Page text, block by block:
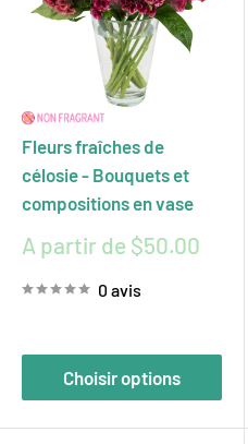
Fleurs fraîches de
célosie - Bouquets et
compositions en vase
Prix
réduit
A partir de $50.00
0 avis
Choisir options